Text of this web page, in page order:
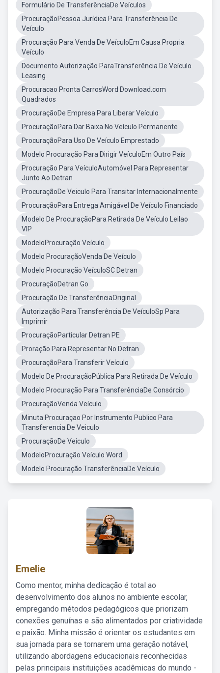
Formulário De TransferênciaDe Veículos
ProcuraçãoPessoa Jurídica Para Transferência De
Veículo
Procuração Para Venda De VeículoEm Causa Propria
Veículo
Documento Autorização ParaTransferência De Veículo
Leasing
Procuracao Pronta CarrosWord Download.com
Quadrados
ProcuraçãoDe Empresa Para Liberar Veículo
ProcuraçãoPara Dar Baixa No Veículo Permanente
ProcuraçãoPara Uso De Veículo Emprestado
Modelo Procuração Para Dirigir VeículoEm Outro País
Procuração Para VeículoAutomóvel Para Representar
Junto Ao Detran
ProcuraçãoDe Veiculo Para Transitar Internacionalmente
ProcuraçãoPara Entrega Amigável De Veículo Financiado
Modelo De ProcuraçãoPara Retirada De Veículo Leilao
VIP
ModeloProcuração Veículo
Modelo ProcuraçãoVenda De Veículo
Modelo Procuração VeículoSC Detran
ProcuraçãoDetran Go
Procuração De TransferênciaOriginal
Autorização Para Transferência De VeículoSp Para
Imprimir
ProcuraçãoParticular Detran PE
Proração Para Representar No Detran
ProcuraçãoPara Transferir Veículo
Modelo De ProcuraçãoPública Para Retirada De Veículo
Modelo Procuração Para TransferênciaDe Consórcio
ProcuraçãoVenda Veículo
Minuta Procuraçao Por Instrumento Publico Para
Transferencia De Veiculo
ProcuraçãoDe Veiculo
ModeloProcuração Veículo Word
Modelo Procuração TransferênciaDe Veículo
Emelie
Como mentor, minha dedicação é total ao
desenvolvimento dos alunos no ambiente escolar,
empregando métodos pedagógicos que priorizam
conexões genuínas e são alimentados por criatividade
e paixão. Minha missão é orientar os estudantes em
sua jornada para se tornarem uma geração notável,
utilizando abordagens educacionais reconhecidas
pelas principais instituições acadêmicas do mundo -